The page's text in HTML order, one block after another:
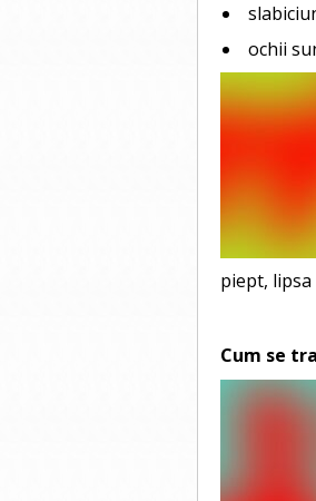
ochii
piept,
Cum se